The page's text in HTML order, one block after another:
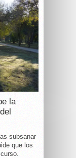
la
subsanar
que los